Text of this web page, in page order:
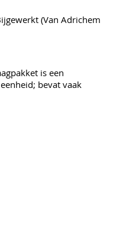
(Van Adrichem
is een
bevat vaak